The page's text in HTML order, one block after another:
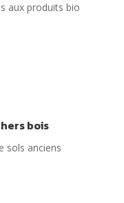
aux produits bio
bois
sols anciens